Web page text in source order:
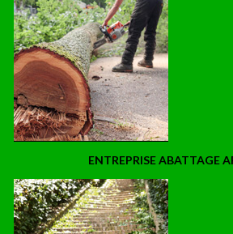
ENTREPRISE ABATTAGE